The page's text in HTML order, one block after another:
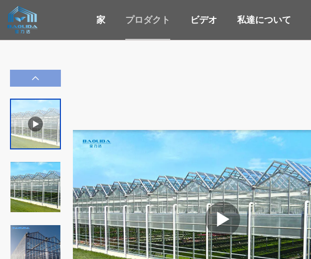
家 プロダクト ビデオ 私達について